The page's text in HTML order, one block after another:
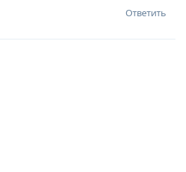
Ответить